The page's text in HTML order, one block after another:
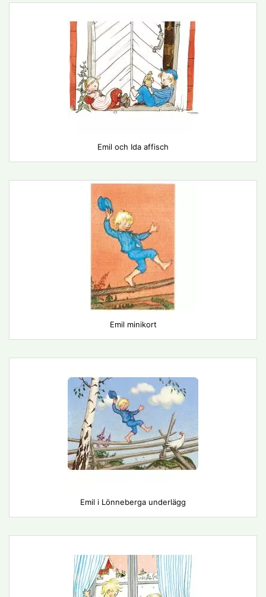
Emil och Ida affisch
Emil minikort
Emil i Lönneberga underlägg